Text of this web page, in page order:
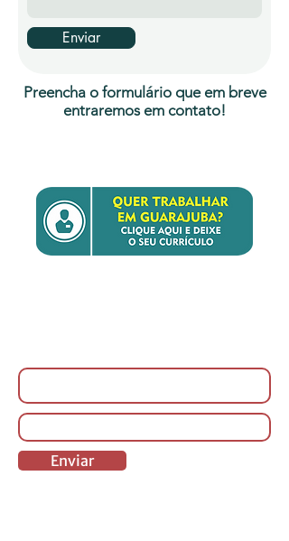
Enviar
Preencha o formulário que em breve
entraremos em contato!
Enviar